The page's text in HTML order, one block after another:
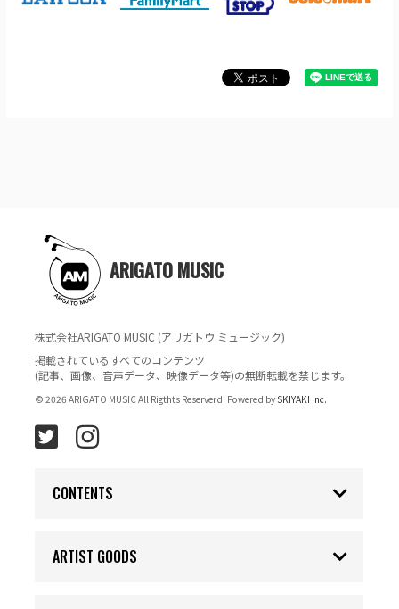
ARIGATO MUSIC
株式会社ARIGATO MUSIC (アリガトウ ミュージック)
掲載されているすべてのコンテンツ
(記事、画像、音声データ、映像データ等)の無断転載を禁じます。
© 2026 ARIGATO MUSIC All Rigthts Reserverd. Powered by SKIYAKI Inc.
CONTENTS
ARTIST GOODS